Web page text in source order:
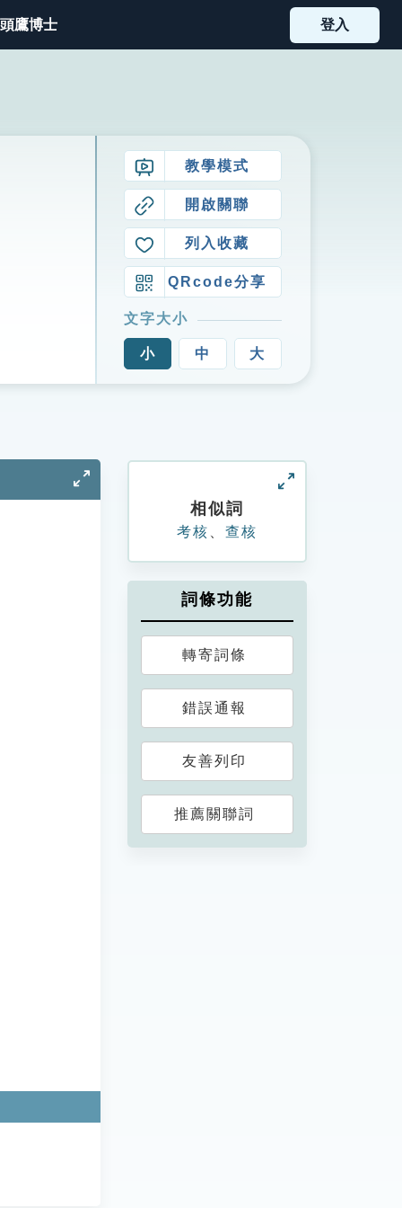
鷹博士 登入
教學模式
開啟關聯
列入收藏
QRcode分享
文字大小
小 中 大
相似詞
考核 查核
詞條功能
轉寄詞條
錯誤通報
友善列印
推薦關聯詞